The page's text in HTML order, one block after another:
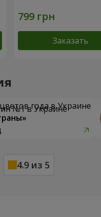
Заказать
года в Украине
4.9 из 5